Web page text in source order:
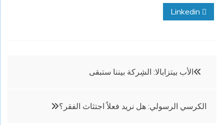
تصفّحالأب بيتزابالا: الشِركة بيننا ستبقى
الكرسي الرسولي: هل نريد فعلاً اجتثاث الفقر؟